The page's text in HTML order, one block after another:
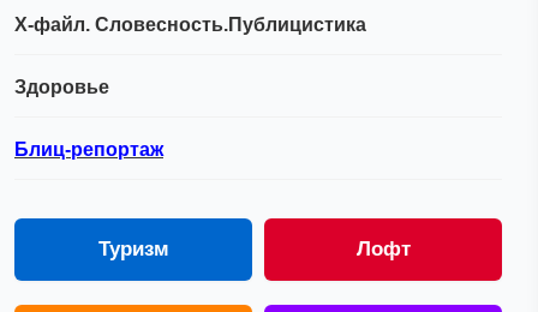
Х-файл. Словесность.Публицистика
Здоровье
Блиц-репортаж
Туризм Лофт